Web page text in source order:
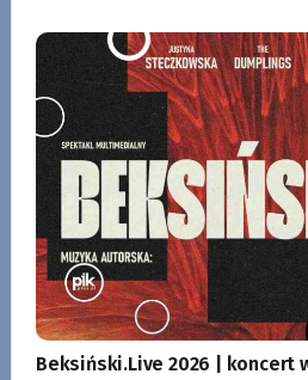
Beksiński.Live 2026 | koncert